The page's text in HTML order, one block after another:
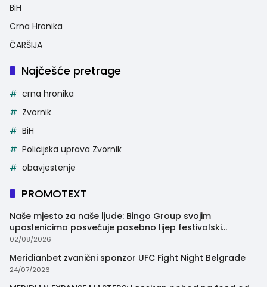
BiH
Crna Hronika
ČARŠIJA
Najčešće pretrage
crna hronika
Zvornik
BiH
Policijska uprava Zvornik
obavjestenje
PROMOTEXT
Naše mjesto za naše ljude: Bingo Group svojim
uposlenicima posvećuje posebno lijep festivalski
trenutak
02/08/2026
Meridianbet zvanični sponzor UFC Fight Night Belgrade
24/07/2026